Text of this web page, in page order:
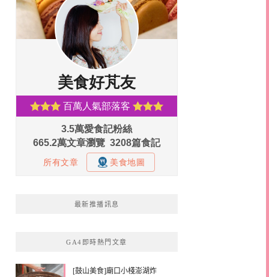
最新推播訊息
GA4即時熱門文章
[鼓山美食]廟口小棧澎湖炸